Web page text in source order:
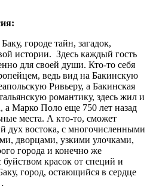
городе тайн, загадок,
истории. Здесь каждый гость
для своей души. Кто-то себя
ведь вид на Бакинскую
Ривьеру, а Бакинская
романтику, здесь жил и
Марко Поло еще 750 лет назад
места. А кто-то, сможет
дух востока, с многочисленными
дворцами, узкими улочками,
города и конечно же
красок от специй и
город, остающийся в сердце